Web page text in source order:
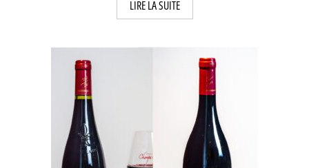
LIRE LA SUITE